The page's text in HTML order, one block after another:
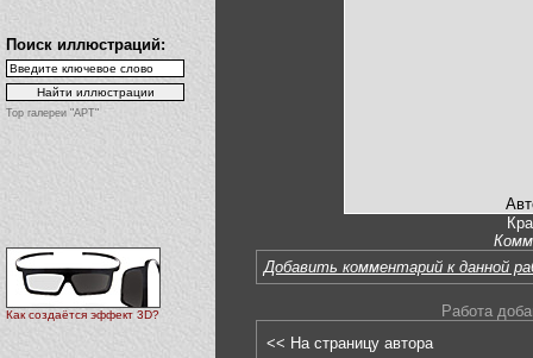
Поиск иллюстраций:
Top галереи "АРТ"
Как создаётся эффект 3D?
Добавить комментарий к данной
Работа
<< На страницу автора